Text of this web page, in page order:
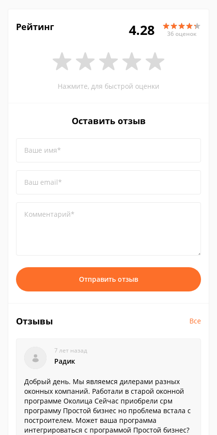
Рейтинг 4.28 36 оценок
Нажмите, для быстрой оценки
Оставить отзыв
Ваше имя*
Ваш email*
Комментарий*
Отправить отзыв
Отзывы Все
7 лет назад
Радик
Добрый день. Мы являемся дилерами разных
оконных компаний. Работали в старой оконной
программе Околица Сейчас приобрели срм
программу Простой бизнес но проблема встала с
построителем. Может ваша программа
интегрироваться с программой Простой бизнес?